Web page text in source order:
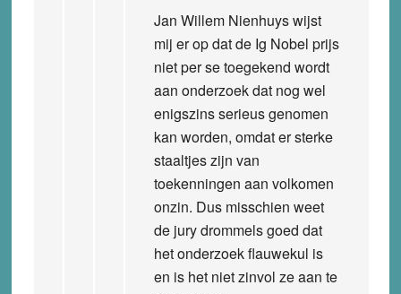
Jan Willem Nienhuys wijst
mij er op dat de Ig Nobel prijs
niet per se toegekend wordt
aan onderzoek dat nog wel
enigszins serieus genomen
kan worden, omdat er sterke
staaltjes zijn van
toekenningen aan volkomen
onzin. Dus misschien weet
de jury drommels goed dat
het onderzoek flauwekul is
en is het niet zinvol ze aan te